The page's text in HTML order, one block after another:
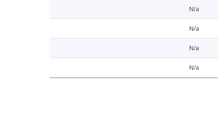
N/a
N/a
N/a
N/a